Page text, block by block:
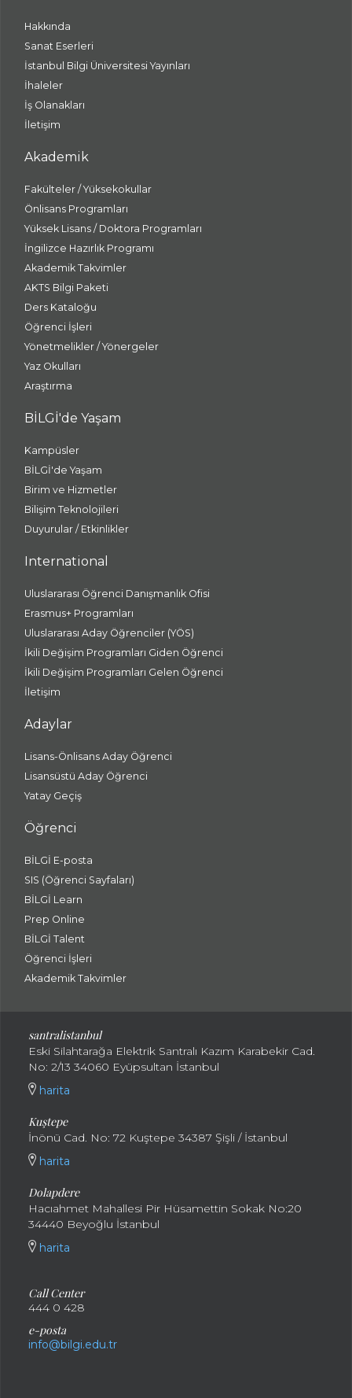
Hakkında
Sanat Eserleri
İstanbul Bilgi Üniversitesi Yayınları
İhaleler
İş Olanakları
İletişim
Akademik
Fakülteler / Yüksekokullar
Önlisans Programları
Yüksek Lisans / Doktora Programları
İngilizce Hazırlık Programı
Akademik Takvimler
AKTS Bilgi Paketi
Ders Kataloğu
Öğrenci İşleri
Yönetmelikler / Yönergeler
Yaz Okulları
Araştırma
BİLGİ'de Yaşam
Kampüsler
BİLGİ'de Yaşam
Birim ve Hizmetler
Bilişim Teknolojileri
Duyurular / Etkinlikler
International
Uluslararası Öğrenci Danışmanlık Ofisi
Erasmus+ Programları
Uluslararası Aday Öğrenciler (YÖS)
İkili Değişim Programları Giden Öğrenci
İkili Değişim Programları Gelen Öğrenci
İletişim
Adaylar
Lisans-Önlisans Aday Öğrenci
Lisansüstü Aday Öğrenci
Yatay Geçiş
Öğrenci
BİLGİ E-posta
SIS (Öğrenci Sayfaları)
BİLGİ Learn
Prep Online
BİLGİ Talent
Öğrenci İşleri
Akademik Takvimler
santralistanbul
Eski Silahtarağa Elektrik Santralı Kazım Karabekir Cad.
No: 2/13 34060 Eyüpsultan İstanbul
harita
Kuştepe
İnönü Cad. No: 72 Kuştepe 34387 Şişli / İstanbul
harita
Dolapdere
Hacıahmet Mahallesi Pir Hüsamettin Sokak No:20
34440 Beyoğlu İstanbul
harita
Call Center
444 0 428
e-posta
info@bilgi.edu.tr